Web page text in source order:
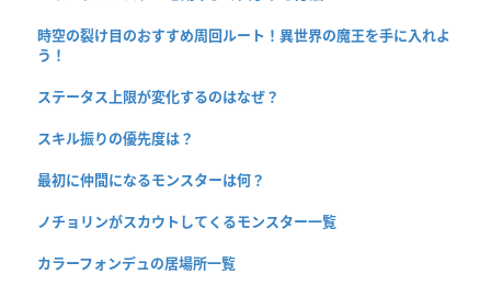
時空の裂け目のおすすめ周回ルート！異世界の魔王を手に入れよ
う！
ステータス上限が変化するのはなぜ？
スキル振りの優先度は？
最初に仲間になるモンスターは何？
ノチョリンがスカウトしてくるモンスター一覧
カラーフォンデュの居場所一覧